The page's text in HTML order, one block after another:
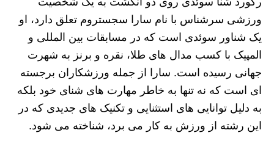
ورزشی سرشناس با نام سارا سجستروم تعلق دارد، او
یک شناور سوئدی است که در مسابقات بین‌ المللی و
المپیک با کسب مدال‌ های طلا، نقره و برنز به شهرت
جهانی رسیده است. سارا از جمله ورزشکاران برجسته‌
ای است که نه تنها به خاطر مهارت‌ های شنای خود بلکه
به دلیل توانایی‌ های استثنایی و تکنیک‌ های جدیدی که در
این رشته از ورزش به کار می‌ برد، شناخته می‌ شود.